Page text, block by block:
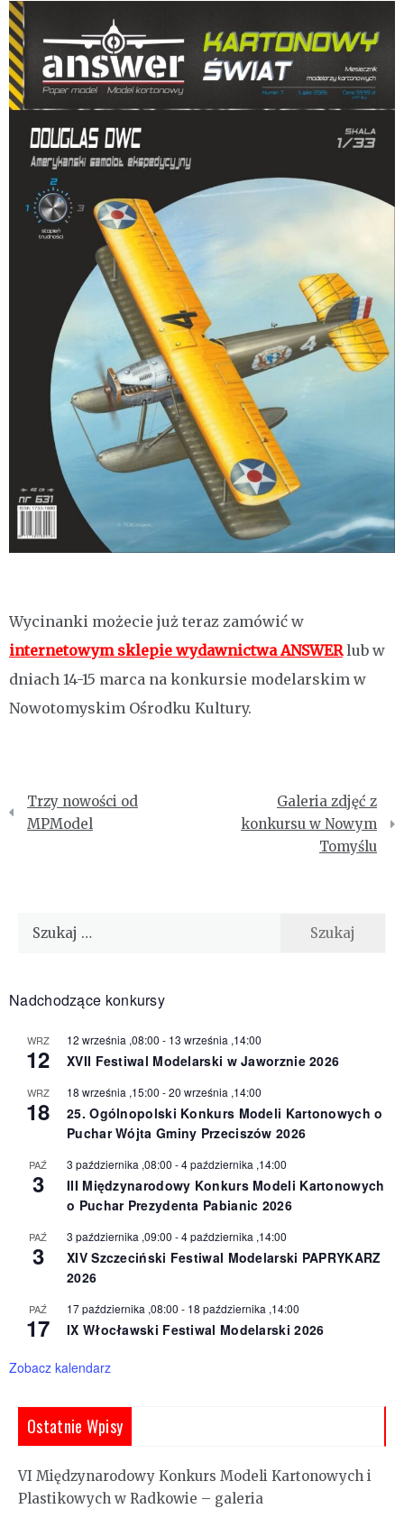
Wycinanki możecie już teraz zamówić w
internetowym sklepie wydawnictwa ANSWERlub w
dniach 14-15 marca na konkursie modelarskim w
Nowotomyskim Ośrodku Kultury.
Nawigacja
wpisu
Trzy nowości od
MPModel
Galeria zdjęć z
konkursu w Nowym
Tomyślu
Szukaj:
Nadchodzące konkursy
WRZ
12
12 września ,08:00 - 13 września ,14:00
XVII Festiwal Modelarski w Jaworznie 2026
WRZ
18
18 września ,15:00 -20 września ,14:00
25. Ogólnopolski Konkurs Modeli Kartonowych o
Puchar Wójta Gminy Przeciszów 2026
PAŹ
3
3 października ,08:00 -4 października ,14:00
III Międzynarodowy Konkurs Modeli Kartonowych
o Puchar Prezydenta Pabianic 2026
PAŹ
3
3 października ,09:00 -4 października ,14:00
XIV Szczeciński Festiwal Modelarski PAPRYKARZ
2026
PAŹ
17
17 października ,08:00 - 18 października ,14:00
IX Włocławski Festiwal Modelarski 2026
Zobacz kalendarz
Ostatnie Wpisy
VI Międzynarodowy Konkurs Modeli Kartonowych i
Plastikowych w Radkowie – galeria